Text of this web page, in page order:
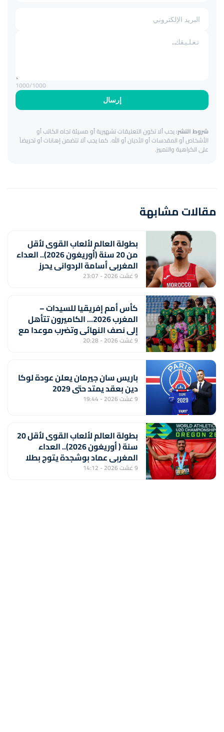
إرسال
1000/1000
شروط النشر:يجب ألا تكون التعليقات تشهيرية أو مسيئة تجاه الكاتب أو
الأشخاص أو المقدسات أو الأديان أو الله. كما يجب ألا تتضمن إهانات أو تحريضاً
على الكراهية والتمييز.
مقالات مشابهة
بطولة العالم لألعاب القوى لأقل
من 20 سنة (أوريغون 2026).. العداء
المغربي أسامة الردواني يحرز
برونزية سباق 1500 متر
9 غشت 2026 - 23:07
كأس أمم إفريقيا للسيدات –
المغرب 2026... الكاميرون تتأهل
إلى نصف النهائي وتضرب موعدا مع
المنتخب المغربي
9 غشت 2026 - 20:28
باريس سان جيرمان يعلن عودة لوكا
دين بعقد يمتد حتى 2029
9 غشت 2026 - 19:44
بطولة العالم لألعاب القوى لأقل 20
سنة ( أوريغون 2026).. العداء
المغربي عماد بوشجدة يتوج بطلا
للعالم في سباق 800 متر
9 غشت 2026 - 14:12